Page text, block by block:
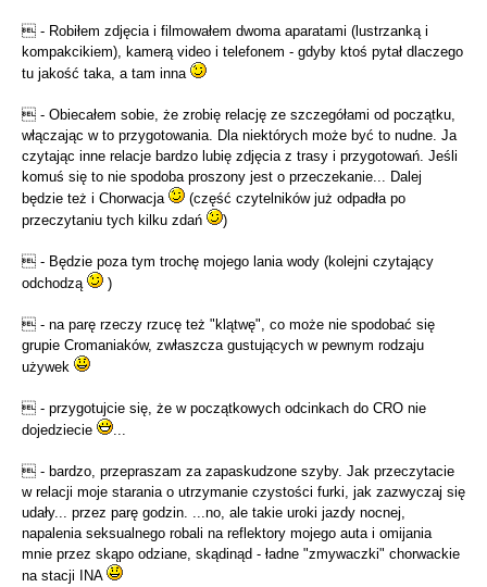
 - Robiłem zdjęcia i filmowałem dwoma aparatami (lustrzanką i
kompakcikiem), kamerą video i telefonem - gdyby ktoś pytał dlaczego
tu jakość taka, a tam inna
 - Obiecałem sobie, że zrobię relację ze szczegółami od początku,
włączając w to przygotowania. Dla niektórych może być to nudne. Ja
czytając inne relacje bardzo lubię zdjęcia z trasy i przygotowań. Jeśli
komuś się to nie spodoba proszony jest o przeczekanie... Dalej
będzie też i Chorwacja
(część czytelników już odpadła po
przeczytaniu tych kilku zdań
)
 - Będzie poza tym trochę mojego lania wody (kolejni czytający
odchodzą
)
 - na parę rzeczy rzucę też "klątwę", co może nie spodobać się
grupie Cromaniaków, zwłaszcza gustujących w pewnym rodzaju
używek
 - przygotujcie się, że w początkowych odcinkach do CRO nie
dojedziecie
...
 - bardzo, przepraszam za zapaskudzone szyby. Jak przeczytacie
w relacji moje starania o utrzymanie czystości furki, jak zazwyczaj się
udały... przez parę godzin. ...no, ale takie uroki jazdy nocnej,
napalenia seksualnego robali na reflektory mojego auta i omijania
mnie przez skąpo odziane, skądinąd - ładne "zmywaczki" chorwackie
na stacji INA